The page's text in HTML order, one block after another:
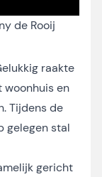
de Rooij
raakte
woonhuis en
Tijdens de
gelegen stal
gericht